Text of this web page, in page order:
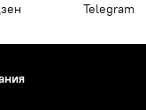
Telegram